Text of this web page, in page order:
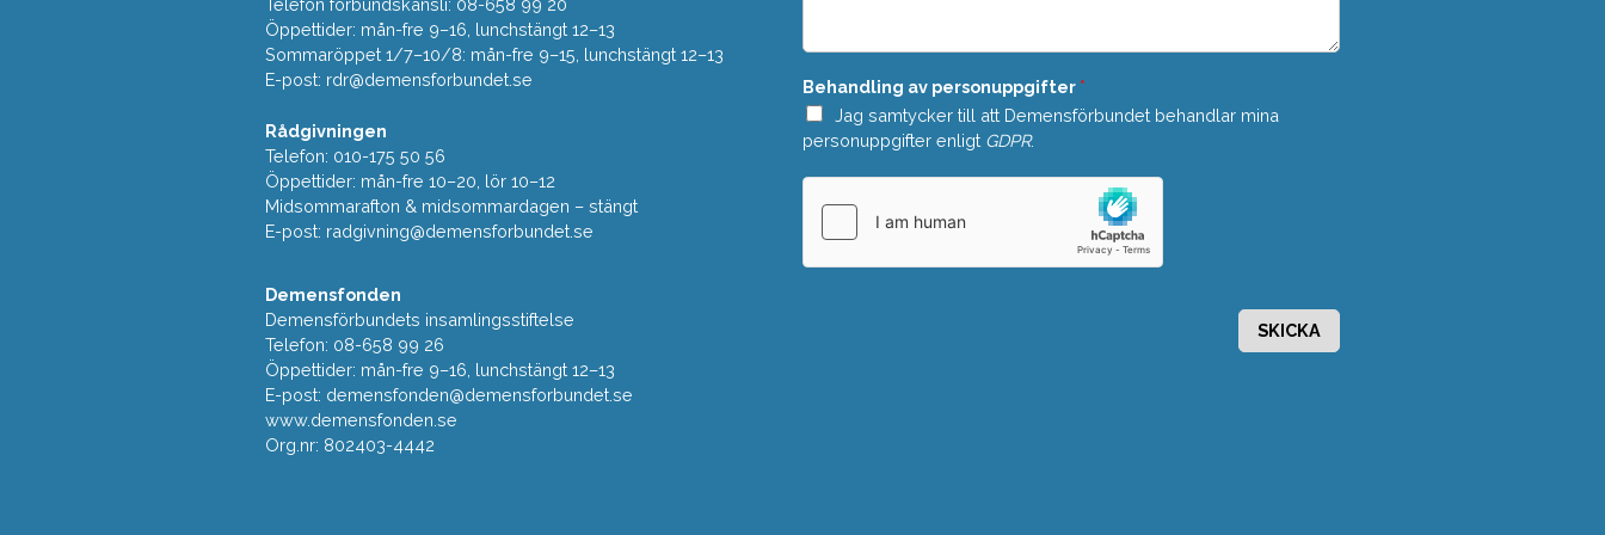
Telefon förbundskansli: 08-658 99 20
Öppettider: mån-fre 9–16, lunchstängt 12–13
Sommaröppet 1/7–10/8: mån-fre 9–15, lunchstängt 12–13
E-post: rdr@demensforbundet.se
Rådgivningen
Telefon: 010-175 50 56
Öppettider: mån-fre 10–20, lör 10–12
Midsommarafton & midsommardagen – stängt
E-post: radgivning@demensforbundet.se
Demensfonden
Demensförbundets insamlingsstiftelse
Telefon: 08-658 99 26
Öppettider: mån-fre 9–16, lunchstängt 12–13
E-post: demensfonden@demensforbundet.se
www.demensfonden.se
Org.nr: 802403-4442
a
d
e
*
Behandling av personuppgifter *
Jag samtycker till att Demensförbundet behandlar mina
personuppgifter enligt GDPR.
SKICKA